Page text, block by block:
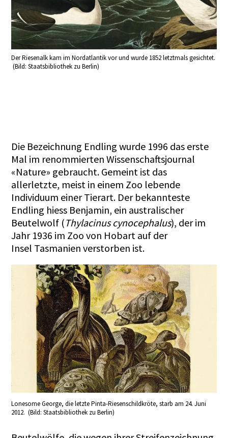
Der Riesenalk kam im Nordatlantik vor und wurde 1852 letztmals gesichtet.
(Bild: Staatsbibliothek zu Berlin)
Die Bezeichnung Endling wurde 1996 das erste
Mal im renommierten Wissenschaftsjournal
«Nature» gebraucht. Gemeint ist das
allerletzte, meist in einem Zoo lebende
Individuum einer Tierart. Der bekannteste
Endling hiess Benjamin, ein australischer
Beutelwolf (Thylacinus cynocephalus), der im
Jahr 1936 im Zoo von Hobart auf der
Insel Tasmanien verstorben ist.
Lonesome George, die letzte Pinta-Riesenschildkröte, starb am 24. Juni
2012. (Bild: Staatsbibliothek zu Berlin)